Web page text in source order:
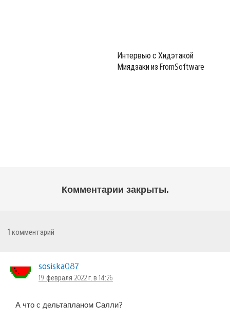
Интервью с Хидэтакой
Миядзаки из FromSoftware
Комментарии закрыты.
1 комментарий
sosiska087
19 февраля 2022 г. в 14:26
А что с дельтапланом Салли?